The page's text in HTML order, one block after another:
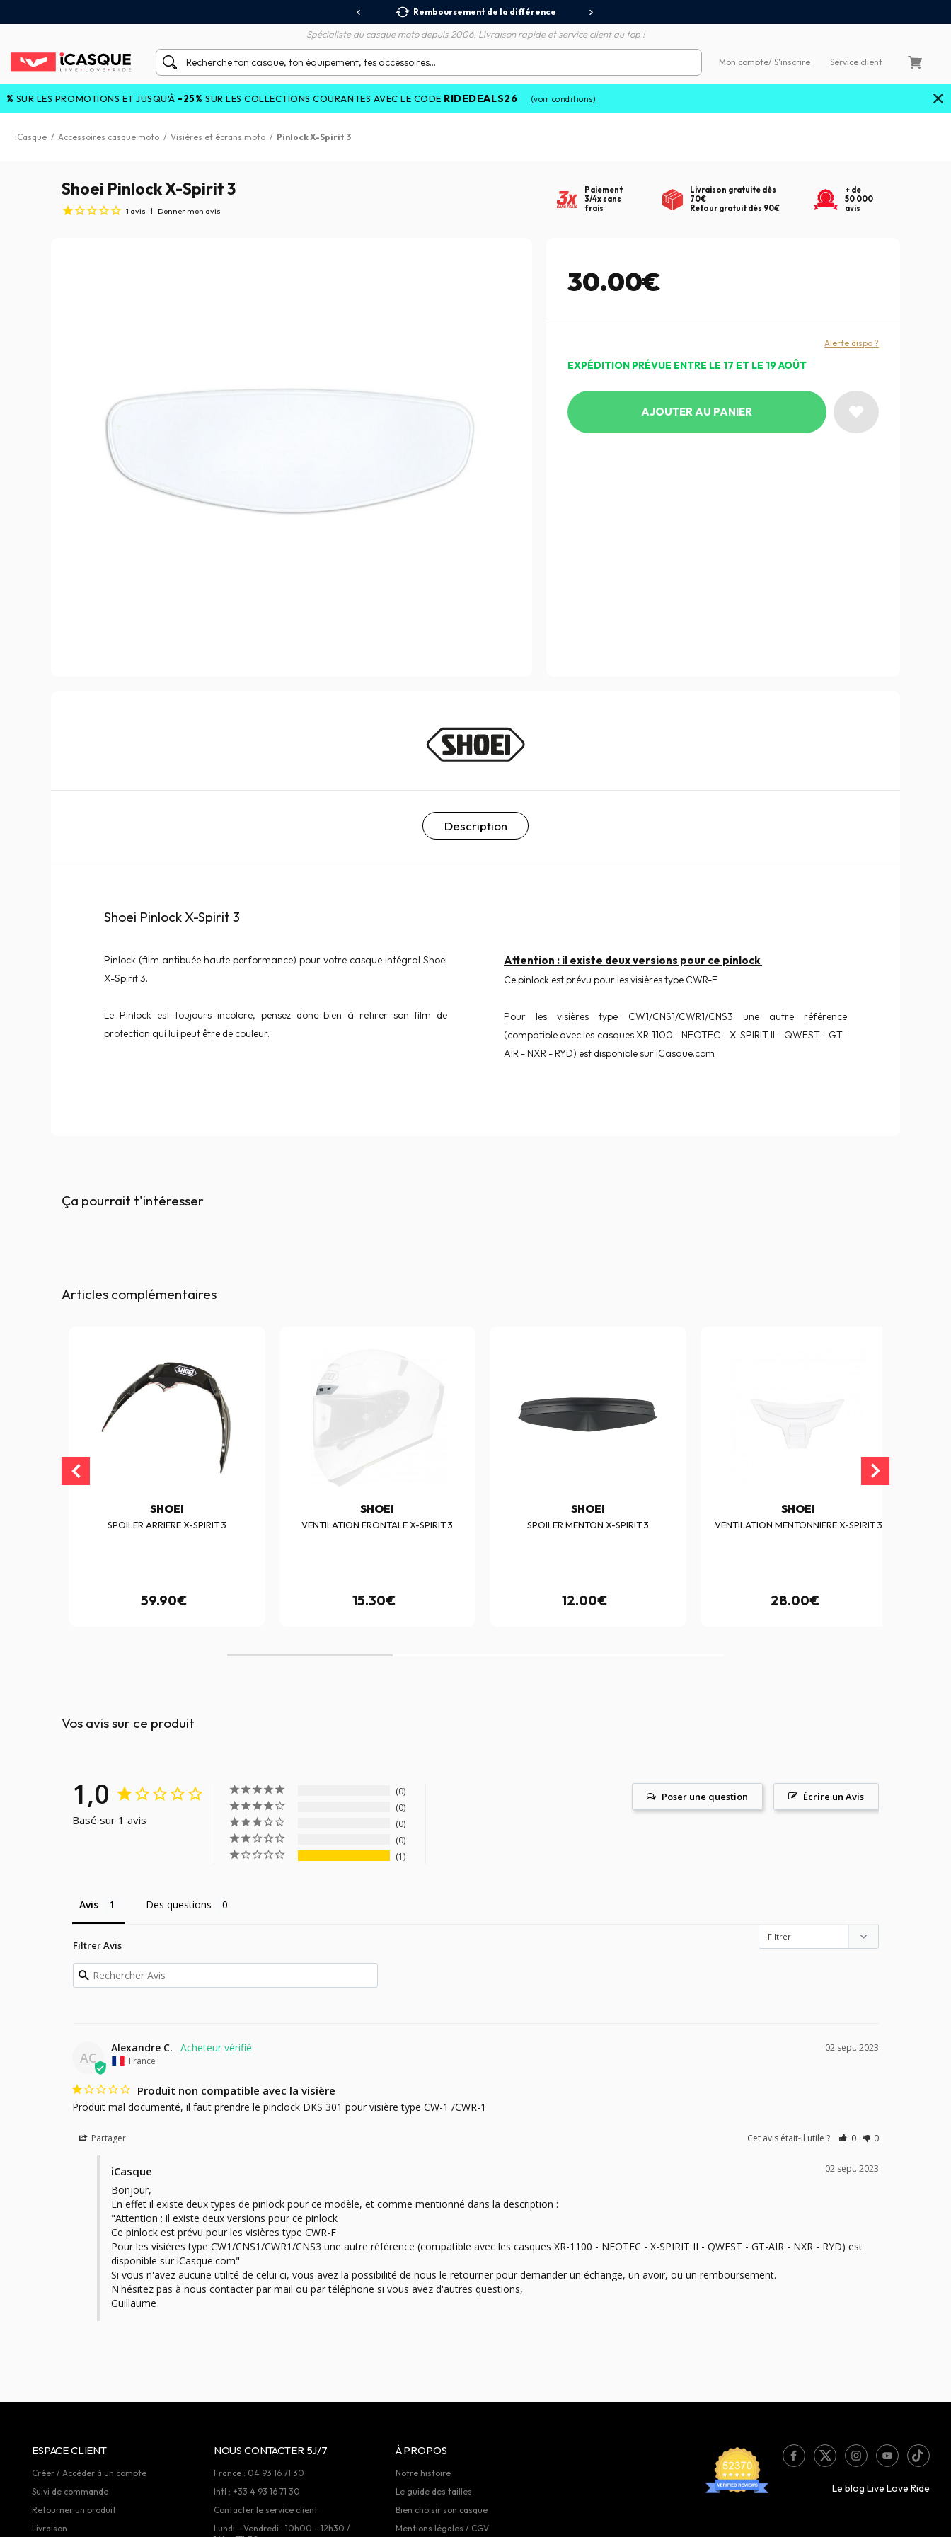
Remboursement de la différence
Spécialiste du casque moto depuis 2006. Livraison rapide et service client au top !
Mon compte/ S'inscrire Service client
PROMOTIONS ET JUSQU'À-25%SUR LES COLLECTIONS COURANTES AVEC LE CODERIDEDEALS26 (voir conditions)
iCasque / Accessoires casque moto / Visières et écrans moto / Pinlock X-Spirit 3
Shoei Pinlock X-Spirit 3
1 avis | Donner mon avis
Paiement
3/4x sans
frais
Livraison gratuite dès
70€
Retour gratuit dès 90€
+ de
50 000
avis
30.00€
EXPÉDITION PRÉVUE ENTRE LE 17 ET LE 19 AOÛT
Alerte dispo ?
AJOUTER AU PANIER
Description
Shoei Pinlock X-Spirit 3
Pinlock (film antibuée haute performance) pour votre casque intégral Shoei
X-Spirit 3.
Le Pinlock est toujours incolore, pensez donc bien à retirer son film de
protection qui lui peut être de couleur.
Attention : il existe deux versions pour ce pinlock
Ce pinlock est prévu pour les visières type CWR-F
Pour les visières type CW1/CNS1/CWR1/CNS3 une autre référence
(compatible avec les casques XR-1100 - NEOTEC - X-SPIRIT II - QWEST - GT-
AIR - NXR - RYD) est disponible sur iCasque.com
Ça pourrait t'intéresser
Articles complémentaires
SHOEI
SPOILER ARRIERE X-SPIRIT 3
59.90€
SHOEI
VENTILATION FRONTALE X-SPIRIT 3
15.30€
SHOEI
SPOILER MENTON X-SPIRIT 3
12.00€
SHOEI
VENTILATION MENTONNIERE X-SPIRIT 3
28.00€
Vos avis sur ce produit
1,0
Basé sur 1 avis
0
0
0
0
1
Écrire un Avis
Poser une question
Avis Des questions
Filtrer Avis
AC
02 sept. 2023
Alexandre C.
France
Produit non compatible avec la visière
Produit mal documenté, il faut prendre le pinclock DKS 301 pour visière type CW-1 /CWR-1
Partager Cet avis était-il utile ? 0 0
02 sept. 2023
iCasque
Bonjour,
En effet il existe deux types de pinlock pour ce modèle, et comme mentionné dans la description :
"Attention : il existe deux versions pour ce pinlock
Ce pinlock est prévu pour les visières type CWR-F
Pour les visières type CW1/CNS1/CWR1/CNS3 une autre référence (compatible avec les casques XR-1100 - NEOTEC - X-SPIRIT II - QWEST - GT-AIR - NXR - RYD) est
disponible sur iCasque.com"
Si vous n'avez aucune utilité de celui ci, vous avez la possibilité de nous le retourner pour demander un échange, un avoir, ou un remboursement.
N'hésitez pas à nous contacter par mail ou par téléphone si vous avez d'autres questions,
Guillaume
ESPACE CLIENT
Créer / Accèder à un compte
Suivi de commande
Retourner un produit
Livraison
NOUS CONTACTER 5J/7
France : 04 93 16 71 30
Intl : +33 4 93 16 71 30
Contacter le service client
Lundi - Vendredi : 10h00 - 12h30 /
À PROPOS
Notre histoire
Le guide des tailles
Bien choisir son casque
Mentions légales / CGV
Le blog Live Love Ride